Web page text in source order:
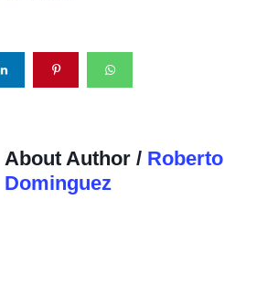
About Author / Roberto
Dominguez